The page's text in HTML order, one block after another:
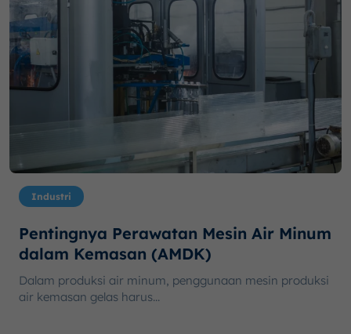
Industri
Pentingnya Perawatan Mesin Air Minum
dalam Kemasan (AMDK)
Dalam produksi air minum, penggunaan mesin produksi
air kemasan gelas harus...